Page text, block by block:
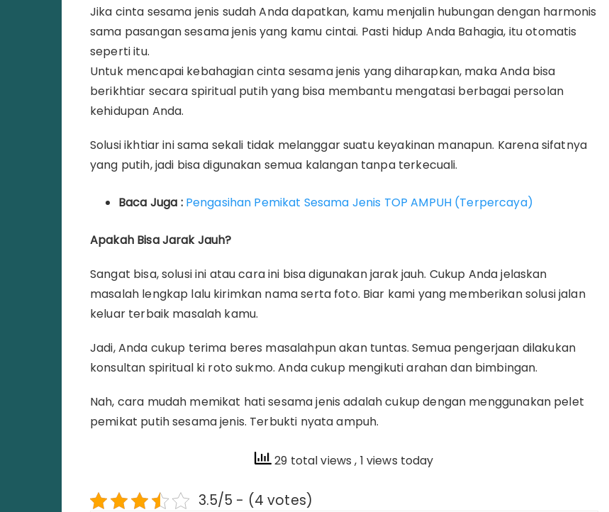
Jika cinta sesama jenis sudah Anda dapatkan, kamu menjalin hubungan dengan harmonis
sama pasangan sesama jenis yang kamu cintai. Pasti hidup Anda Bahagia, itu otomatis
seperti itu.
Untuk mencapai kebahagian cinta sesama jenis yang diharapkan, maka Anda bisa
berikhtiar secara spiritual putih yang bisa membantu mengatasi berbagai persolan
kehidupan Anda.
Solusi ikhtiar ini sama sekali tidak melanggar suatu keyakinan manapun. Karena sifatnya
yang putih, jadi bisa digunakan semua kalangan tanpa terkecuali.
Baca Juga : Pengasihan Pemikat Sesama Jenis TOP AMPUH (Terpercaya)
Apakah Bisa Jarak Jauh?
Sangat bisa, solusi ini atau cara ini bisa digunakan jarak jauh. Cukup Anda jelaskan
masalah lengkap lalu kirimkan nama serta foto. Biar kami yang memberikan solusi jalan
keluar terbaik masalah kamu.
Jadi, Anda cukup terima beres masalahpun akan tuntas. Semua pengerjaan dilakukan
konsultan spiritual ki roto sukmo. Anda cukup mengikuti arahan dan bimbingan.
Nah, cara mudah memikat hati sesama jenis adalah cukup dengan menggunakan pelet
pemikat putih sesama jenis. Terbukti nyata ampuh.
29 total views, 1 views today
3.5/5 - (4 votes)